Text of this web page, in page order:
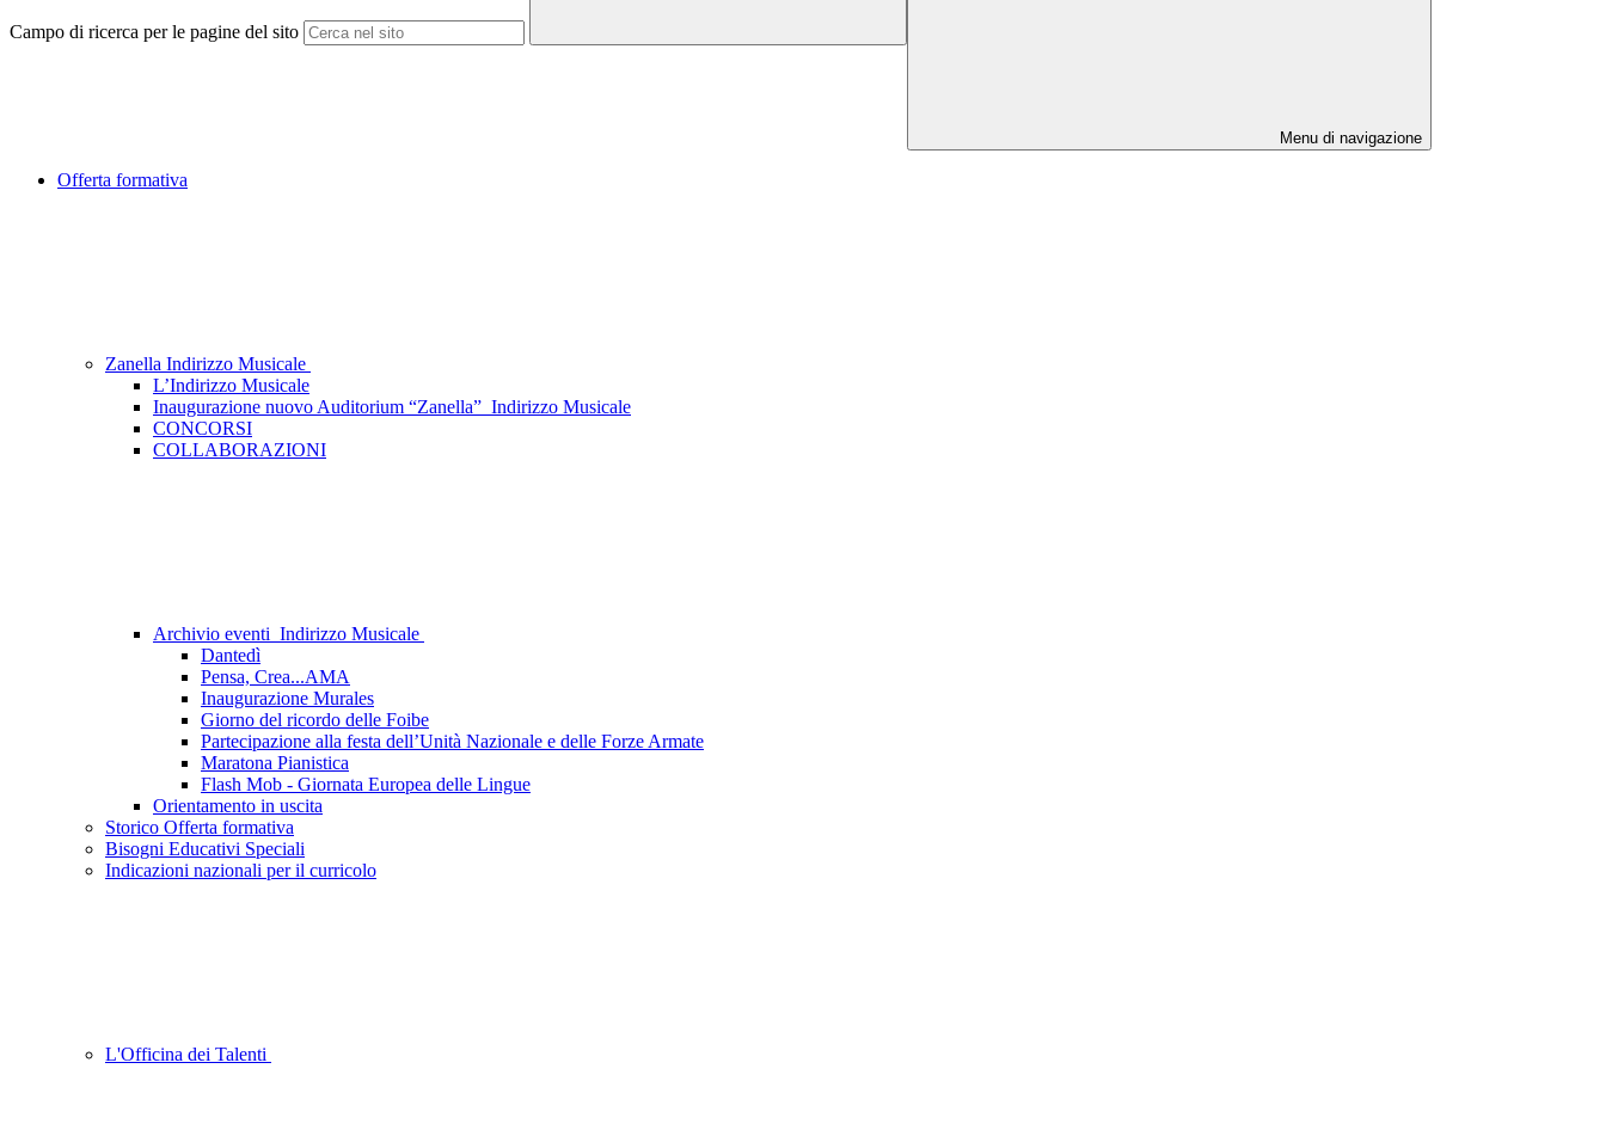
Campo di ricerca per le pagine del sito
Menu di navigazione
Offerta formativa
Zanella Indirizzo Musicale
L’Indirizzo Musicale
Inaugurazione nuovo Auditorium “Zanella”_Indirizzo Musicale
CONCORSI
COLLABORAZIONI
Archivio eventi_Indirizzo Musicale
Dantedì
Pensa, Crea...AMA
Inaugurazione Murales
Giorno del ricordo delle Foibe
Partecipazione alla festa dell’Unità Nazionale e delle Forze Armate
Maratona Pianistica
Flash Mob - Giornata Europea delle Lingue
Orientamento in uscita
Storico Offerta formativa
Bisogni Educativi Speciali
Indicazioni nazionali per il curricolo
L'Officina dei Talenti